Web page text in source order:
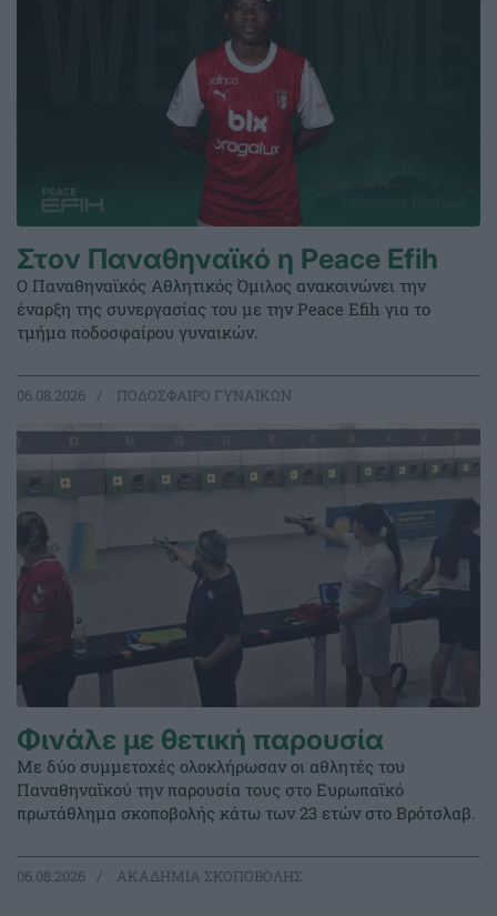
Στον Παναθηναϊκό η Peace Efih
Ο Παναθηναϊκός Αθλητικός Όμιλος ανακοινώνει την
έναρξη της συνεργασίας του με την Peace Efih για το
τμήμα ποδοσφαίρου γυναικών.
06.08.2026 ΠΟΔΟΣΦΑΙΡΟ ΓΥΝΑΙΚΩΝ
Φινάλε με θετική παρουσία
Με δύο συμμετοχές ολοκλήρωσαν οι αθλητές του
Παναθηναϊκού την παρουσία τους στο Ευρωπαϊκό
πρωτάθλημα σκοποβολής κάτω των 23 ετών στο Βρότσλαβ.
06.08.2026 ΑΚΑΔΗΜΙΑ ΣΚΟΠΟΒΟΛΗΣ